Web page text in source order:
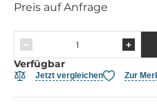
Preis auf Anfrage
Verfügbar
Jetzt vergleichen Zur